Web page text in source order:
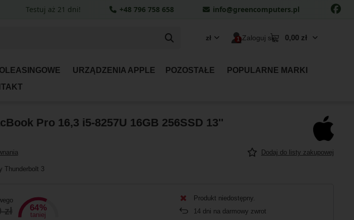
zł Zaloguj się 0,00 zł
URZĄDZENIA APPLE POZOSTAŁE
POPULARNE MARKI
Pro 16,3 i5-8257U 16GB 256SSD 13''
Dodaj do listy zakupowej
Thunderbolt 3
64%
taniej
Produkt niedostępny
14 dni na darmowy zwrot
Testuj aż 21 dni! +48 796 758 658 info@greencomputers.pl